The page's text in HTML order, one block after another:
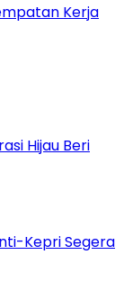
Kerja
Hijau Beri
Kepri Segera